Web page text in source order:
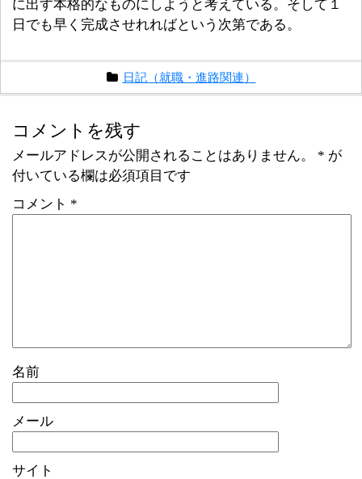
に出す本格的なものにしようと考えている。そして１
日でも早く完成させれればという次第である。
日記（就職・進路関連）
コメントを残す
メールアドレスが公開されることはありません。 * が
付いている欄は必須項目です
コメント *
名前
メール
サイト